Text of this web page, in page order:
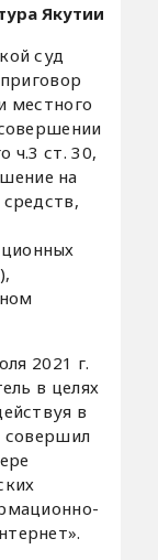
Якутии
суд
местного
ч.3 ст. 30,
на
2021 г.
в целях
в
совершил